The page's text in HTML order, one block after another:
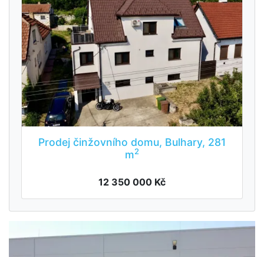
Prodej činžovního domu, Bulhary, 281
m2
12 350 000 Kč